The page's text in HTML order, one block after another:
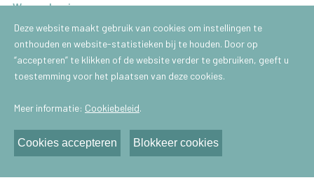
Waarschuwing
Website byBrainlane
Brussel
School voor Filosofie
1050 - Brussel
Antwerpen
School voor Filosofie
Deze website maakt gebruik van cookies om instellingen te
onthouden en website-statistieken bij te houden. Door op
“accepteren” te klikken of de website verder te gebruiken, geeft u
toestemming voor het plaatsen van deze cookies.
Meer informatie: Cookiebeleid.
Cookies accepteren Blokkeer cookies